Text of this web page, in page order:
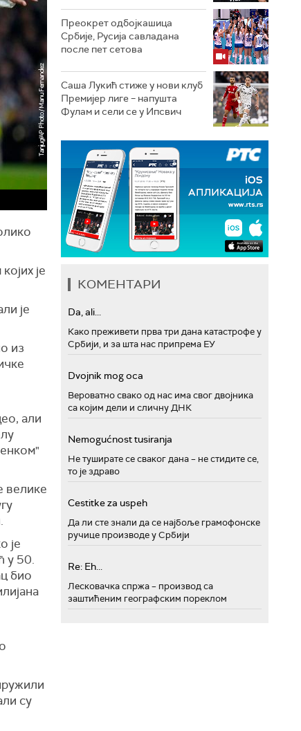
је
је
из
али
велике
је
у 50.
био
су
Преокрет одбојкашица
Србије, Русија савладана
после пет сетова
Саша Лукић стиже у нови клуб
Премијер лиге – напушта
Фулам и сели се у Ипсвич
КОМЕНТАРИ
Da, ali...
Како преживети прва три дана катастрофе у
Србији, и за шта нас припрема ЕУ
Dvojnik mog oca
Вероватно свако од нас има свог двојника
са којим дели и сличну ДНК
Nemogućnost tusiranja
Не туширате се сваког дана – не стидите се,
то је здраво
Cestitke za uspeh
Да ли сте знали да се најбоље грамофонске
ручице производе у Србији
Re: Eh...
Лесковачка спржа – производ са
заштићеним географским пореклом